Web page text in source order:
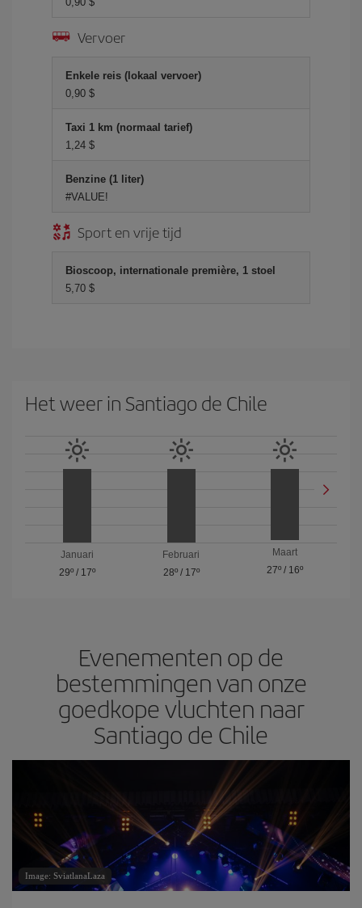
Vervoer
Enkele reis (lokaal vervoer)
0,90 $
Taxi 1 km (normaal tarief)
1,24 $
Benzine (1 liter)
#VALUE!
Sport en vrije tijd
Bioscoop, internationale première, 1 stoel
5,70 $
Het weer in Santiago de Chile
Januari
29º/ 17º
Februari
28º/ 17º
Maart
27º / 16º
Evenementen op de
bestemmingen van onze
goedkope vluchten naar
Santiago de Chile
Image: SviatlanaLaza